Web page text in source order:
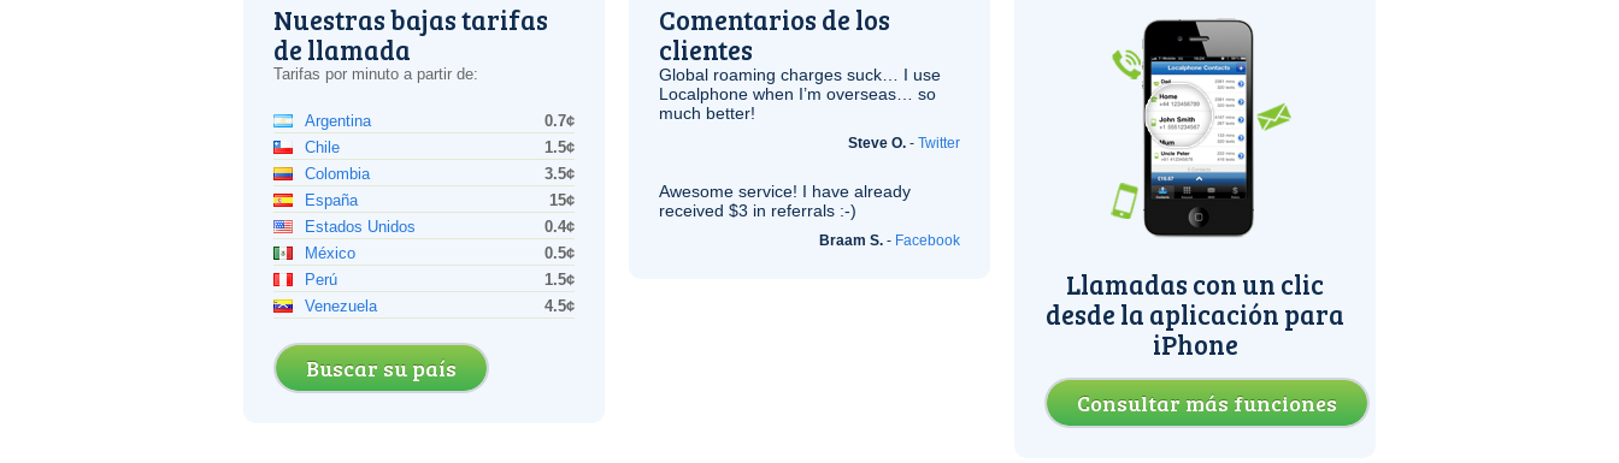
Nuestras bajas tarifas
de llamada
Tarifas por minuto a partir de:
Argentina
0.7¢
Chile
1.5¢
Colombia
3.5¢
España
15¢
Estados Unidos
0.4¢
México
0.5¢
Perú
1.5¢
Venezuela
4.5¢
Buscar su país
Comentarios de los
clientes
Global roaming charges suck… I use
Localphone when I’m overseas… so
much better!
Steve O. - Twitter
Awesome service! I have already
received $3 in referrals :-)
Braam S. - Facebook
Llamadas con un clic
desde la aplicación para
iPhone
Consultar más funciones